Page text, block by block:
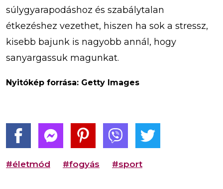
súlygyarapodáshoz és szabálytalan
étkezéshez vezethet, hiszen ha sok a stressz,
kisebb bajunk is nagyobb annál, hogy
sanyargassuk magunkat.
Nyitókép forrása: Getty Images
#életmód #fogyás #sport